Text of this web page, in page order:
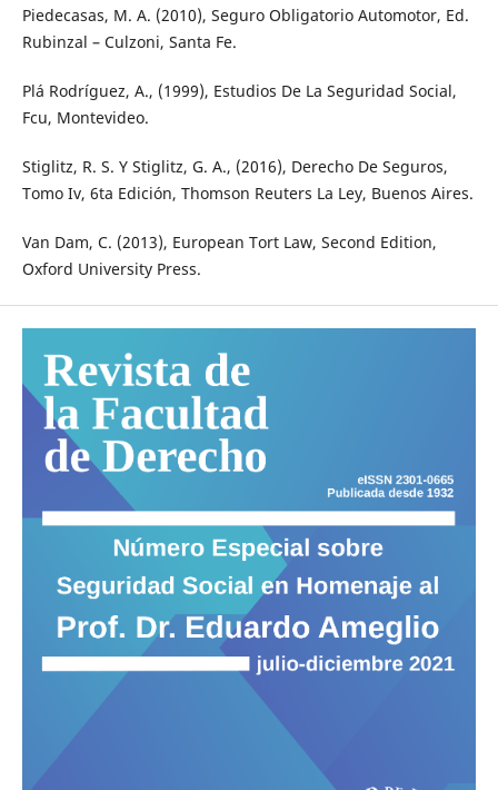
Piedecasas, M. A. (2010), Seguro Obligatorio Automotor, Ed.
Rubinzal – Culzoni, Santa Fe.
Plá Rodríguez, A., (1999), Estudios De La Seguridad Social,
Fcu, Montevideo.
Stiglitz, R. S. Y Stiglitz, G. A., (2016), Derecho De Seguros,
Tomo Iv, 6ta Edición, Thomson Reuters La Ley, Buenos Aires.
Van Dam, C. (2013), European Tort Law, Second Edition,
Oxford University Press.